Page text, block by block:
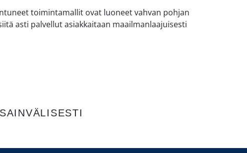
toimintamallit ovat luoneet vahvan pohjan
asti palvellut asiakkaitaan maailmanlaajuisesti